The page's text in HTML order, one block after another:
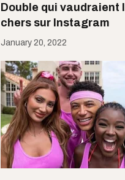
Double qui vaudraient
chers sur Instagram
January 20, 2022